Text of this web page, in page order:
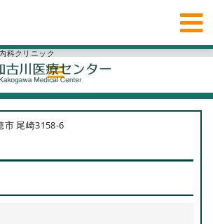
科クリニック
市 尾崎3158-6